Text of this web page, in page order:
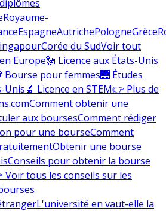
Royaume-
EspagneAutrichePologneGrèce
Corée du SudVoir tout
Europe🗽 Licence aux États-Unis
Bourse pour femmes🌉 Études
Unis🔬 Licence en STEM👉 Plus de
Comment obtenir une
aux boursesComment rédiger
pour une bourseComment
Obtenir une bourse
Conseils pour obtenir la bourse
Voir tous les conseils sur les
L'université en vaut-elle la